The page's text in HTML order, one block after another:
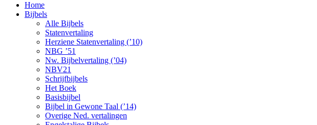
Home
Bijbels
Alle Bijbels
Statenvertaling
Herziene Statenvertaling (’10)
NBG ’51
Nw. Bijbelvertaling (’04)
NBV21
Schrijfbijbels
Het Boek
Basisbijbel
Bijbel in Gewone Taal (’14)
Overige Ned. vertalingen